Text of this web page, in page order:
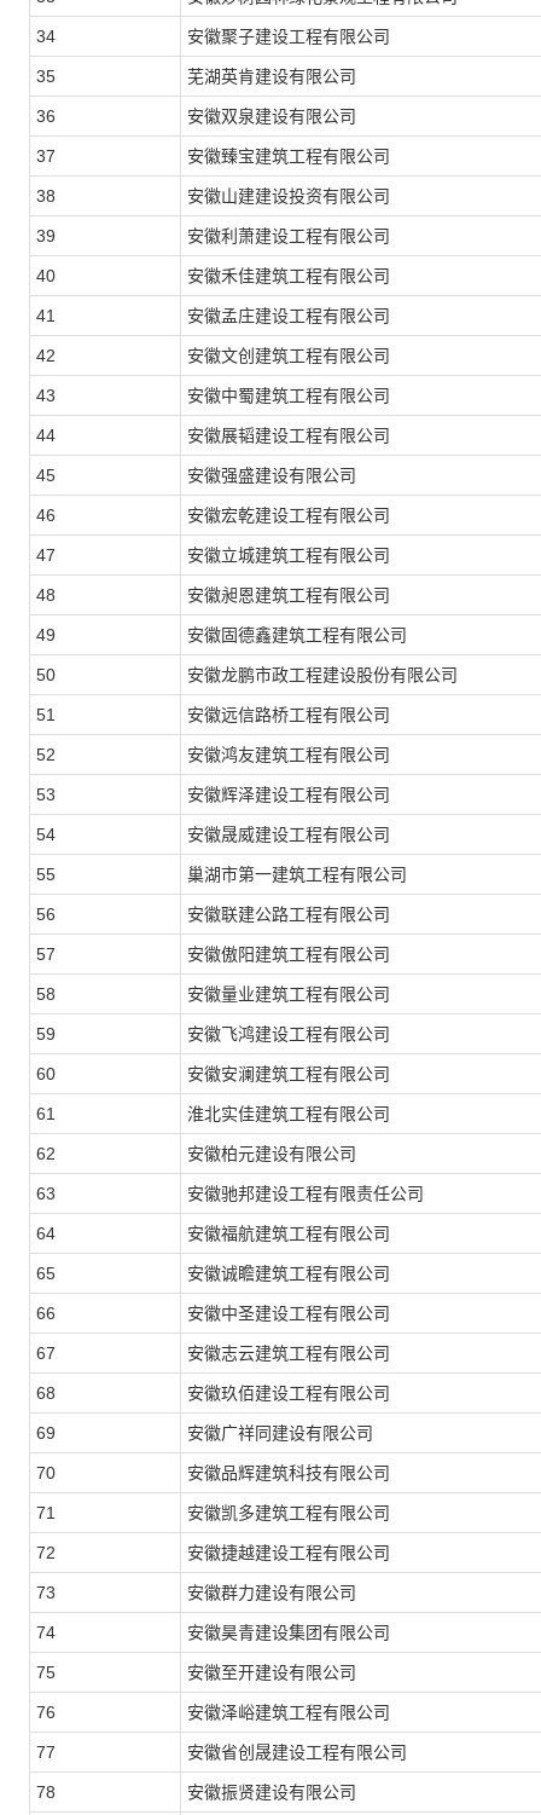
34 安徽聚子建设工程有限公司
35 芜湖英肯建设有限公司
36 安徽双泉建设有限公司
37 安徽臻宝建筑工程有限公司
38 安徽山建建设投资有限公司
39 安徽利萧建设工程有限公司
40 安徽禾佳建筑工程有限公司
41 安徽孟庄建设工程有限公司
42 安徽文创建筑工程有限公司
43 安徽中蜀建筑工程有限公司
44 安徽展韬建设工程有限公司
45 安徽强盛建设有限公司
46 安徽宏乾建设工程有限公司
47 安徽立城建筑工程有限公司
48 安徽昶恩建筑工程有限公司
49 安徽固德鑫建筑工程有限公司
50 安徽龙鹏市政工程建设股份有限公司
51 安徽远信路桥工程有限公司
52 安徽鸿友建筑工程有限公司
53 安徽辉泽建设工程有限公司
54 安徽晟威建设工程有限公司
55 巢湖市第一建筑工程有限公司
56 安徽联建公路工程有限公司
57 安徽傲阳建筑工程有限公司
58 安徽量业建筑工程有限公司
59 安徽飞鸿建设工程有限公司
60 安徽安澜建筑工程有限公司
61 淮北实佳建筑工程有限公司
62 安徽柏元建设有限公司
63 安徽驰邦建设工程有限责任公司
64 安徽福航建筑工程有限公司
65 安徽诚瞻建筑工程有限公司
66 安徽中圣建设工程有限公司
67 安徽志云建筑工程有限公司
68 安徽玖佰建设工程有限公司
69 安徽广祥同建设有限公司
70 安徽品辉建筑科技有限公司
71 安徽凯多建筑工程有限公司
72 安徽捷越建设工程有限公司
73 安徽群力建设有限公司
74 安徽昊青建设集团有限公司
75 安徽至开建设有限公司
76 安徽泽峪建筑工程有限公司
77 安徽省创晟建设工程有限公司
78 安徽振贤建设有限公司